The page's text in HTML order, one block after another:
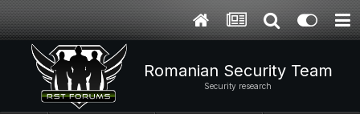
Romanian Security Team
Security research